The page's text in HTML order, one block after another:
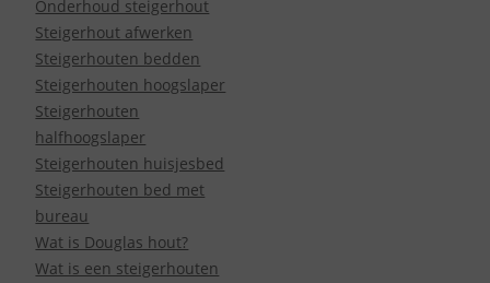
Onderhoud steigerhout
Steigerhout afwerken
Steigerhouten bedden
Steigerhouten hoogslaper
Steigerhouten
halfhoogslaper
Steigerhouten huisjesbed
Steigerhouten bed met
bureau
Wat is Douglas hout?
Wat is een steigerhouten